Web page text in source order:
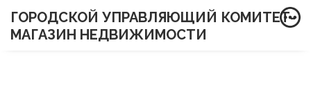
ГОРОДСКОЙ УПРАВЛЯЮЩИЙ КОМИТЕТ-
МАГАЗИН НЕДВИЖИМОСТИ